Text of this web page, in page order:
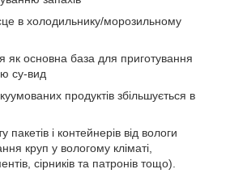
в холодильнику/морозильному
як основна база для приготування
су-вид
продуктів збільшується в
пакетів і контейнерів від вологи
круп у вологому кліматі,
сірників та патронів тощо).